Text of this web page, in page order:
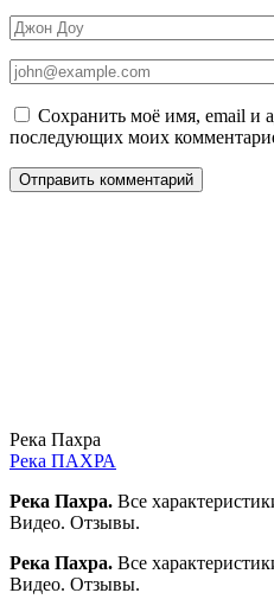
Сохранить моё имя, email и
последующих моих
Река Пахра
Река ПАХРА
Река Пахра. Все
Видео. Отзывы.
Река Пахра. Все
Видео. Отзывы.